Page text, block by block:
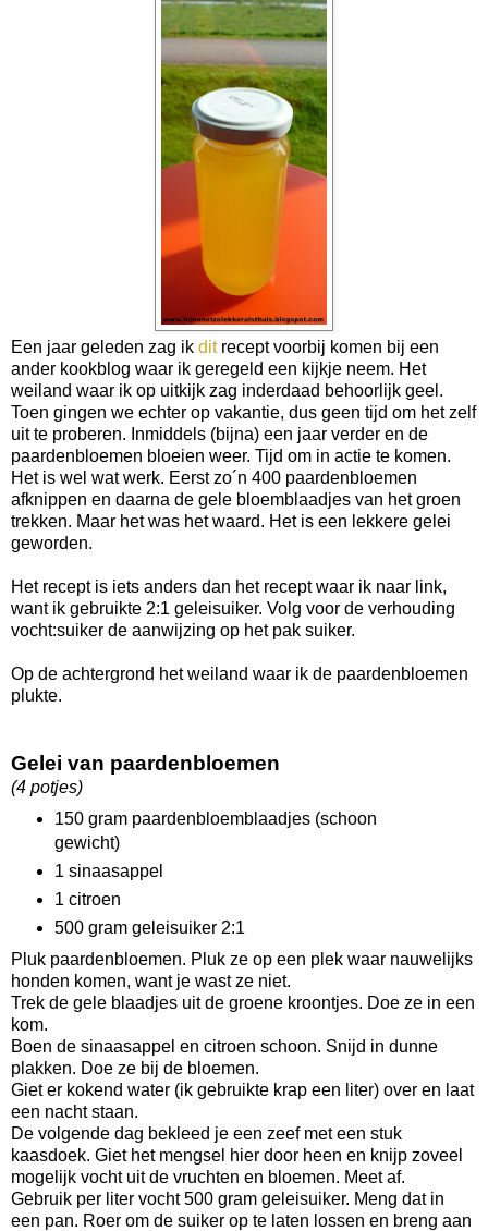
Een jaar geleden zag ik ditrecept voorbij komen bij een
ander kookblog waar ik geregeld een kijkje neem. Het
weiland waar ik op uitkijk zag inderdaad behoorlijk geel.
Toen gingen we echter op vakantie, dus geen tijd om het zelf
uit te proberen. Inmiddels (bijna) een jaar verder en de
paardenbloemen bloeien weer. Tijd om in actie te komen.
Het is wel wat werk. Eerst zo´n 400 paardenbloemen
afknippen en daarna de gele bloemblaadjes van het groen
trekken. Maar het was het waard. Het is een lekkere gelei
geworden.
Het recept is iets anders dan het recept waar ik naar link,
want ik gebruikte 2:1 geleisuiker. Volg voor de verhouding
vocht:suiker de aanwijzing op het pak suiker.
Op de achtergrond het weiland waar ik de paardenbloemen
plukte.
Gelei van paardenbloemen
(4 potjes)
150 gram paardenbloemblaadjes (schoon
gewicht)
1 sinaasappel
1 citroen
500 gram geleisuiker 2:1
Pluk paardenbloemen. Pluk ze op een plek waar nauwelijks
honden komen, want je wast ze niet.
Trek de gele blaadjes uit de groene kroontjes. Doe ze in een
kom.
Boen de sinaasappel en citroen schoon. Snijd in dunne
plakken. Doe ze bij de bloemen.
Giet er kokend water (ik gebruikte krap een liter) over en laat
een nacht staan.
De volgende dag bekleed je een zeef met een stuk
kaasdoek. Giet het mengsel hier door heen en knijp zoveel
mogelijk vocht uit de vruchten en bloemen. Meet af.
Gebruik per liter vocht 500 gram geleisuiker. Meng dat in
een pan. Roer om de suiker op te laten lossen en breng aan